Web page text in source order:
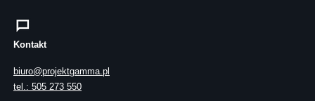
Kontakt
biuro@projektgamma.pl
tel.: 505 273 550